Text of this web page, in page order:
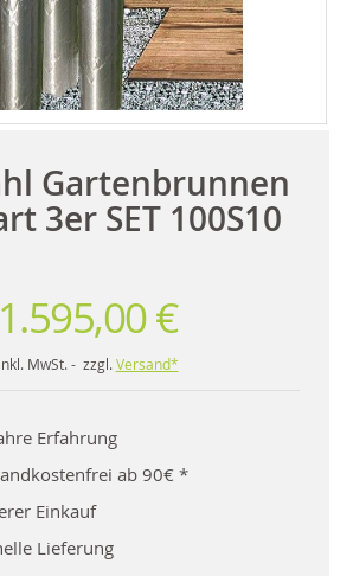
Gartenbrunnen
3er SET 100S10
1.595,00 €
inkl. MwSt. - zzgl. Versand*
Erfahrung
ab 90€ *
Einkauf
Lieferung